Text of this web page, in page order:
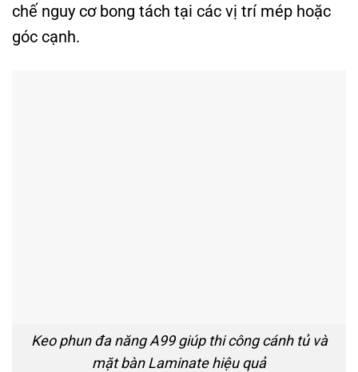
chế nguy cơ bong tách tại các vị trí mép hoặc
góc cạnh.
Keo phun đa năng A99 giúp thi công cánh tủ và
mặt bàn Laminate hiệu quả